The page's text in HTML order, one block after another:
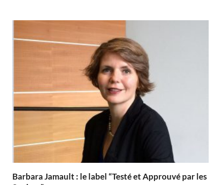
Barbara Jamault : le label “Testé et Approuvé par les